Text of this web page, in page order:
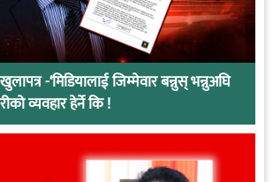
-‘मिडियालाई जिम्मेवार बन्नुस् भन्नुअघि
व्यवहार हेर्ने कि !